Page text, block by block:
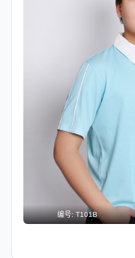
编号:T101B